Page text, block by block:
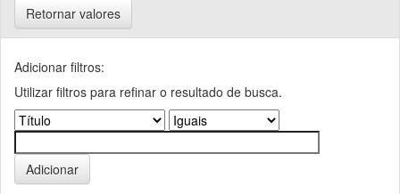
Retornar valores
Adicionar filtros:
Utilizar filtros para refinar o resultado de busca.